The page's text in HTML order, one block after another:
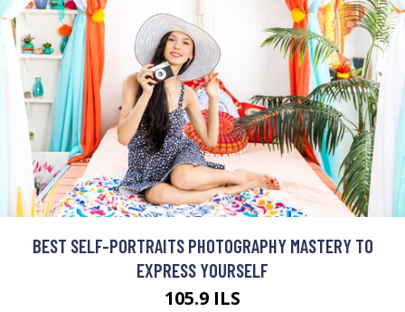
BEST SELF-PORTRAITS PHOTOGRAPHY MASTERY TO
EXPRESS YOURSELF
105.9 ILS